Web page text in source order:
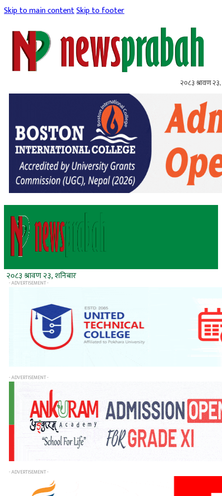
Skip to main contentSkip to footer
२०८३ श्रावण २३,
२०८३ श्रावण २३, शनिबार
- ADVERTISEMENT -
- ADVERTISEMENT -
- ADVERTISEMENT -